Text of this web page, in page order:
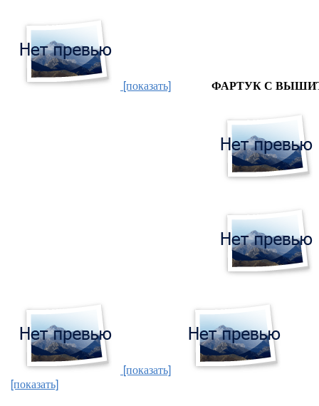
[показать] ФАРТУК С
[показать]
[показать]